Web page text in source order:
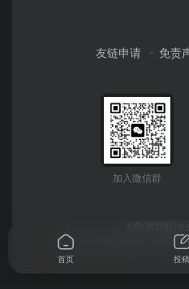
友链申请 免责
加入微信群
本网站所有数据均受《著作权法
首页 投稿